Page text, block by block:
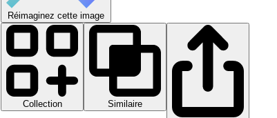
Réimaginez cette image
Collection
Similaire